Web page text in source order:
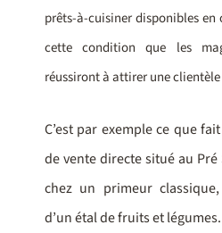
prêts-à-cuisiner disponibles en
cette condition que les
réussiront à attirer une
C’est par exemple ce que
de vente directe situé au Pré
chez un primeur
d’un étal de fruits et